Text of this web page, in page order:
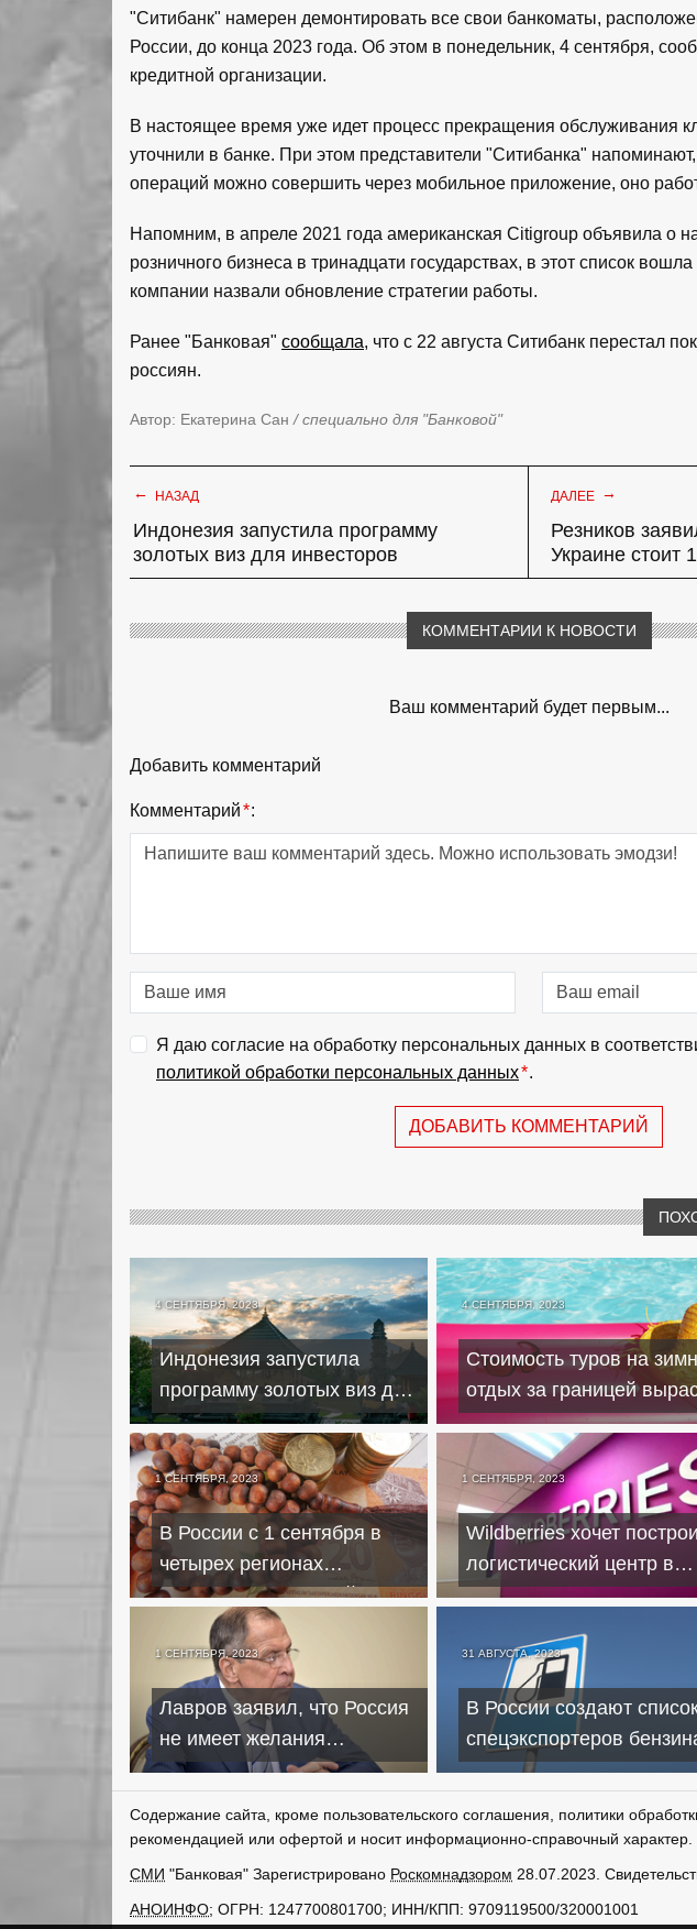
"Ситибанк" намерен демонтировать все свои банкоматы,
России, до конца 2023 года. Об этом в понедельник, 4 сентября,
кредитной организации.
В настоящее время уже идет процесс прекращения обслуживания
уточнили в банке. При этом представители "Ситибанка"
операций можно совершить через мобильное приложение, оно
Напомним, в апреле 2021 года американская Citigroup объявила о
розничного бизнеса в тринадцати государствах, в этот список
компании назвали обновление стратегии работы.
Ранее "Банковая" сообщала, что с 22 августа Ситибанк перестал
россиян.
Автор: Екатерина Сан/ специально для "Банковой"
← НАЗАД
Индонезия запустила программу
золотых виз для инвесторов
ДАЛЕЕ →
Резников
Украине стоит
КОММЕНТАРИИ К НОВОСТИ
Ваш комментарий будет первым...
Добавить комментарий
Комментарий*:
Я даю согласие на обработку персональных данных в
политикой обработки персональных данных*.
ДОБАВИТЬ КОММЕНТАРИЙ
4 СЕНТЯБРЯ, 2023
Индонезия запустила
программу золотых виз для
инвесторов
4 СЕНТЯБРЯ, 2023
Стоимость туров на
отдых за границей
на 30 процентов
1 СЕНТЯБРЯ, 2023
В России с 1 сентября в
четырех регионах
запустили исламский
банкинг
1 СЕНТЯБРЯ, 2023
Wildberries хочет
логистический центр в
Беларуси
1 СЕНТЯБРЯ, 2023
Лавров заявил, что Россия
не имеет желания
"угробить" доллар
31 АВГУСТА, 2023
В России создают
спецэкспортеров
из-за роста цен
Содержание сайта, кроме пользовательского соглашения, политики
рекомендацией или офертой и носит информационно-справочный характер.
СМИ "Банковая" Зарегистрировано Роскомнадзором 28.07.2023.
АНОИНФО; ОГРН: 1247700801700; ИНН/КПП: 9709119500/320001001